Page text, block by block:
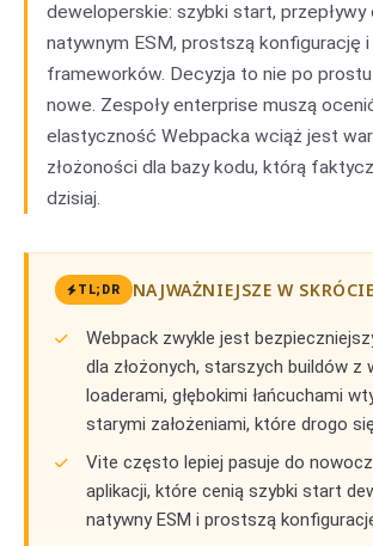
deweloperskie: szybki start, przepływy
natywnym ESM, prostszą konfigurację
frameworków. Decyzja to nie po
nowe. Zespoły enterprise muszą
elastyczność Webpacka wciąż jest
złożoności dla bazy kodu, którą
dzisiaj.
TL;DR NAJWAŻNIEJSZE W SKRÓCIE
Webpack zwykle jest
dla złożonych, starszych buildów z
loaderami, głębokimi łańcuchami
starymi założeniami, które drogo
Vite często lepiej pasuje do
aplikacji, które cenią szybki start
natywny ESM i prostszą